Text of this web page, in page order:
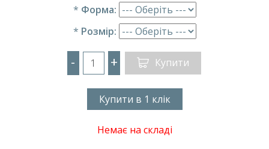
* Форма:
* Розмір:
- + Купити
Купити в 1 клік
Немає на складі